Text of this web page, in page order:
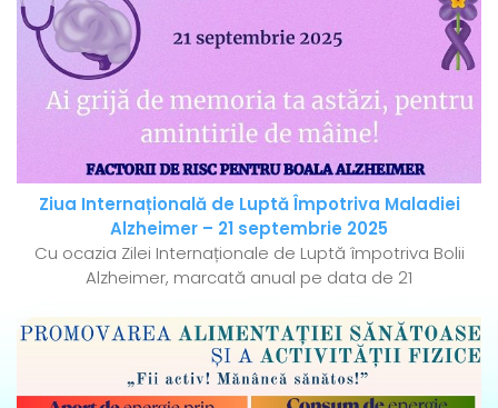
Ziua Internațională de Luptă Împotriva Maladiei
Alzheimer – 21 septembrie 2025
Cu ocazia Zilei Internaționale de Luptă împotriva Bolii
Alzheimer, marcată anual pe data de 21